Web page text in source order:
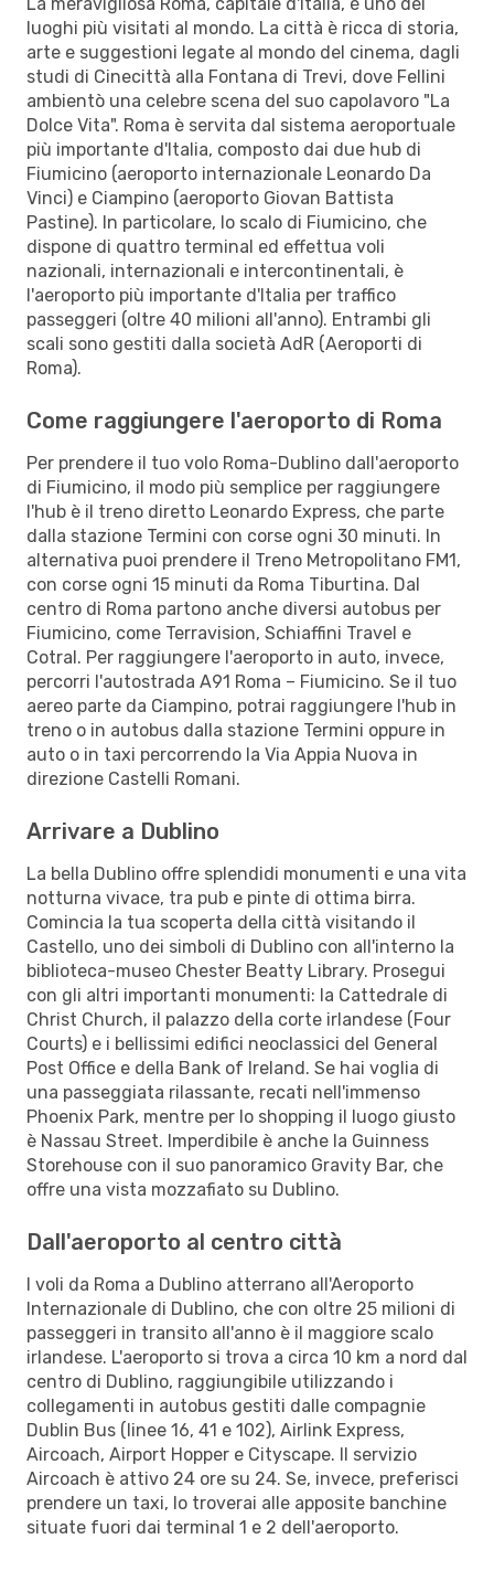
luoghi più visitati al mondo. La città è ricca di storia,
arte e suggestioni legate al mondo del cinema, dagli
studi di Cinecittà alla Fontana di Trevi, dove Fellini
ambientò una celebre scena del suo capolavoro "La
Dolce Vita". Roma è servita dal sistema aeroportuale
più importante d'Italia, composto dai due hub di
Fiumicino (aeroporto internazionale Leonardo Da
Vinci) e Ciampino (aeroporto Giovan Battista
Pastine). In particolare, lo scalo di Fiumicino, che
dispone di quattro terminal ed effettua voli
nazionali, internazionali e intercontinentali, è
l'aeroporto più importante d'Italia per traffico
passeggeri (oltre 40 milioni all'anno). Entrambi gli
scali sono gestiti dalla società AdR (Aeroporti di
Roma).
Come raggiungere l'aeroporto di Roma
Per prendere il tuo volo Roma-Dublino dall'aeroporto
di Fiumicino, il modo più semplice per raggiungere
l'hub è il treno diretto Leonardo Express, che parte
dalla stazione Termini con corse ogni 30 minuti. In
alternativa puoi prendere il Treno Metropolitano FM1,
con corse ogni 15 minuti da Roma Tiburtina. Dal
centro di Roma partono anche diversi autobus per
Fiumicino, come Terravision, Schiaffini Travel e
Cotral. Per raggiungere l'aeroporto in auto, invece,
percorri l'autostrada A91 Roma – Fiumicino. Se il tuo
aereo parte da Ciampino, potrai raggiungere l'hub in
treno o in autobus dalla stazione Termini oppure in
auto o in taxi percorrendo la Via Appia Nuova in
direzione Castelli Romani.
Arrivare a Dublino
La bella Dublino offre splendidi monumenti e una vita
notturna vivace, tra pub e pinte di ottima birra.
Comincia la tua scoperta della città visitando il
Castello, uno dei simboli di Dublino con all'interno la
biblioteca-museo Chester Beatty Library. Prosegui
con gli altri importanti monumenti: la Cattedrale di
Christ Church, il palazzo della corte irlandese (Four
Courts) e i bellissimi edifici neoclassici del General
Post Office e della Bank of Ireland. Se hai voglia di
una passeggiata rilassante, recati nell'immenso
Phoenix Park, mentre per lo shopping il luogo giusto
è Nassau Street. Imperdibile è anche la Guinness
Storehouse con il suo panoramico Gravity Bar, che
offre una vista mozzafiato su Dublino.
Dall'aeroporto al centro città
I voli da Roma a Dublino atterrano all'Aeroporto
Internazionale di Dublino, che con oltre 25 milioni di
passeggeri in transito all'anno è il maggiore scalo
irlandese. L'aeroporto si trova a circa 10 km a nord dal
centro di Dublino, raggiungibile utilizzando i
collegamenti in autobus gestiti dalle compagnie
Dublin Bus (linee 16, 41 e 102), Airlink Express,
Aircoach, Airport Hopper e Cityscape. Il servizio
Aircoach è attivo 24 ore su 24. Se, invece, preferisci
prendere un taxi, lo troverai alle apposite banchine
situate fuori dai terminal 1 e 2 dell'aeroporto.